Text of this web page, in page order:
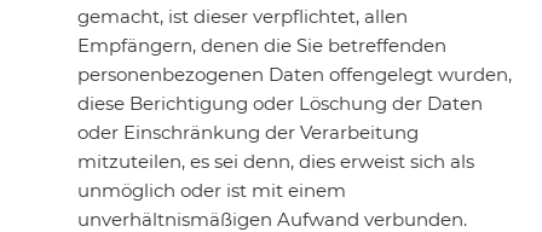
gemacht, ist dieser verpflichtet, allen
Empfängern, denen die Sie betreffenden
personenbezogenen Daten offengelegt wurden,
diese Berichtigung oder Löschung der Daten
oder Einschränkung der Verarbeitung
mitzuteilen, es sei denn, dies erweist sich als
unmöglich oder ist mit einem
unverhältnismäßigen Aufwand verbunden.